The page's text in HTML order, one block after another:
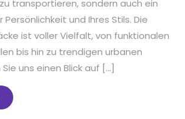
transportieren, sondern auch ein
und Ihres Stils. Die
ist voller Vielfalt, von funktionalen
bis hin zu trendigen urbanen
uns einen Blick auf […]